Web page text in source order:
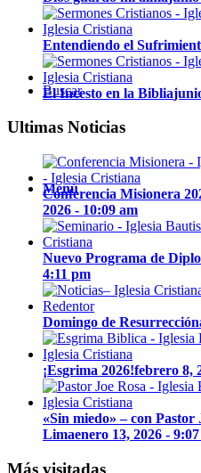
Buscar
Menú
Entendiendo el
El Incesto en la Biblia
Ultimas Noticias
Conferencia Misionera
2026 - 10:09 am
Nuevo Programa de
4:11 pm
Domingo de Resurrección
¡Esgrima 2026!febrero 8,
«Sin miedo» – con Pastor
Limaenero 13, 2026 -
Más visitadas